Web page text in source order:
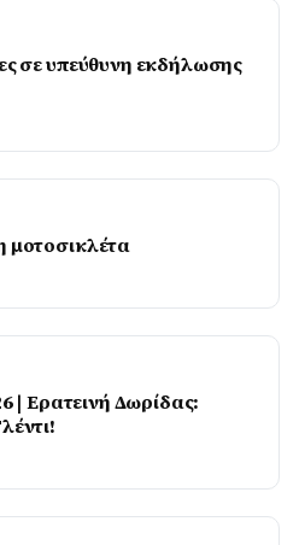
σε υπεύθυνη εκδήλωσης
μοτοσικλέτα
| Ερατεινή Δωρίδας: